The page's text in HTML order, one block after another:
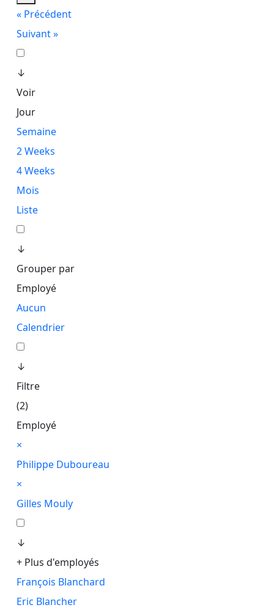
« Précédent
Suivant »
↓
Voir
Jour
Semaine
2 Weeks
4 Weeks
Mois
Liste
↓
Grouper par
Employé
Aucun
Calendrier
↓
Filtre
(2)
Employé
×
Philippe Duboureau
×
Gilles Mouly
↓
+ Plus d'employés
François Blanchard
Eric Blancher